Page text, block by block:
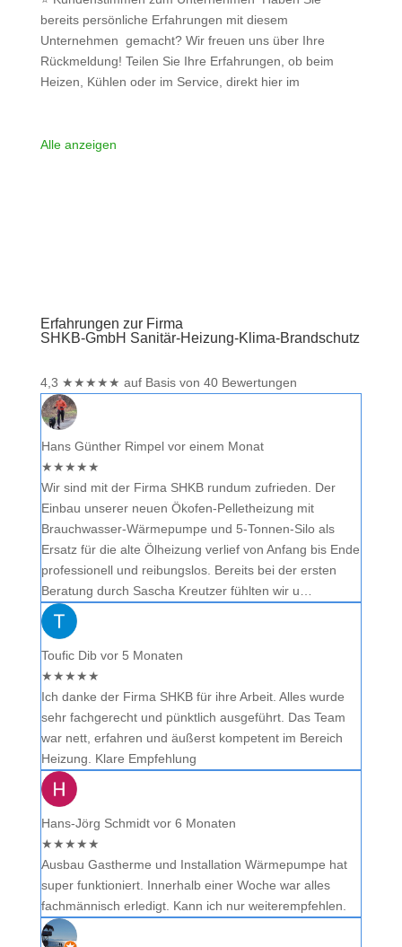
bereits persönliche Erfahrungen mit diesem
Unternehmen gemacht? Wir freuen uns über Ihre
Rückmeldung! Teilen Sie Ihre Erfahrungen, ob beim
Heizen, Kühlen oder im Service, direkt hier im
Sie eine kritische Meinung äußern, so geben Sie diese
Alle anzeigen
Erfahrungen zur Firma
SHKB-GmbH Sanitär-Heizung-Klima-Brandschutz
4,3 ★★★★★ auf Basis von 40 Bewertungen
Hans Günther Rimpel vor einem Monat
★★★★★
Wir sind mit der Firma SHKB rundum zufrieden. Der
Einbau unserer neuen Ökofen-Pelletheizung mit
Brauchwasser-Wärmepumpe und 5-Tonnen-Silo als
Ersatz für die alte Ölheizung verlief von Anfang bis Ende
professionell und reibungslos. Bereits bei der ersten
Beratung durch Sascha Kreutzer fühlten wir u…
Toufic Dib vor 5 Monaten
★★★★★
Ich danke der Firma SHKB für ihre Arbeit. Alles wurde
sehr fachgerecht und pünktlich ausgeführt. Das Team
war nett, erfahren und äußerst kompetent im Bereich
Heizung. Klare Empfehlung
Hans-Jörg Schmidt vor 6 Monaten
★★★★★
Ausbau Gastherme und Installation Wärmepumpe hat
super funktioniert. Innerhalb einer Woche war alles
fachmännisch erledigt. Kann ich nur weiterempfehlen.